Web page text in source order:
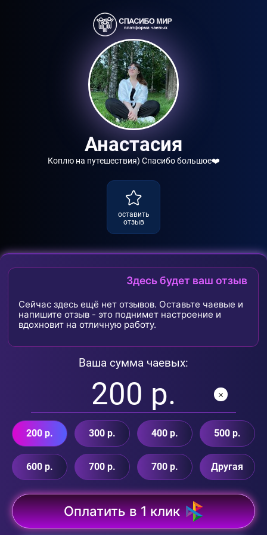
Анастасия
Коплю на путешествия) Спасибо большое❤️
оставить
отзыв
Здесь будет ваш отзыв
Сейчас здесь ещё нет отзывов. Оставьте чаевые и
напишите отзыв - это поднимет настроение и
вдохновит на отличную работу.
Ваша сумма чаевых:
200 р. 300 р. 400 р. 500 р.
600 р. 700 р. 700 р. Другая
Оплатить в 1 клик